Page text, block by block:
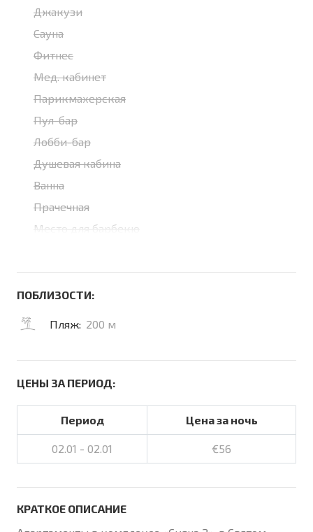
Джакузи
Сауна
Фитнес
Мед. кабинет
Парикмахерская
Пул-бар
Лобби-бар
Душевая кабина
Ванна
Прачечная
Место для барбекю
ПОБЛИЗОСТИ:
Пляж: 200 м
ЦЕНЫ ЗА ПЕРИОД:
Период Цена за ночь
02.01 - 02.01 €56
КРАТКОЕ ОПИСАНИЕ